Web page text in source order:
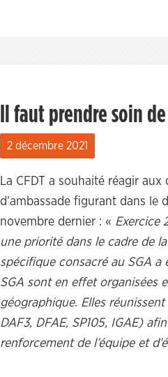
Il faut prendre soin
2 décembre 2021
La CFDT a souhaité réagir
d’ambassade figurant dans le
novembre dernier : « Exercice
une priorité dans le cadre de
spécifique consacré au SGA
SGA sont en effet organisées
géographique. Elles
DAF3, DFAE, SP105, IGAE)
renforcement de l’équipe et